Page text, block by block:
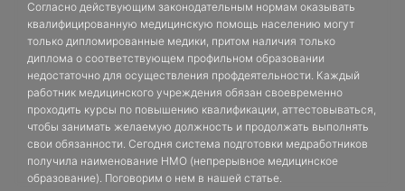
Согласно действующим законодательным нормам оказывать
квалифицированную медицинскую помощь населению могут
только дипломированные медики, притом наличия только
диплома о соответствующем профильном образовании
недостаточно для осуществления профдеятельности. Каждый
работник медицинского учреждения обязан своевременно
проходить курсы по повышению квалификации, аттестовываться,
чтобы занимать желаемую должность и продолжать выполнять
свои обязанности. Сегодня система подготовки медработников
получила наименование НМО (непрерывное медицинское
образование). Поговорим о нем в нашей статье.